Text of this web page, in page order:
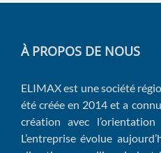
À PROPOS DE NOUS
ELIMAX est une société
été créée en 2014 et a
création avec
L’entreprise évolue